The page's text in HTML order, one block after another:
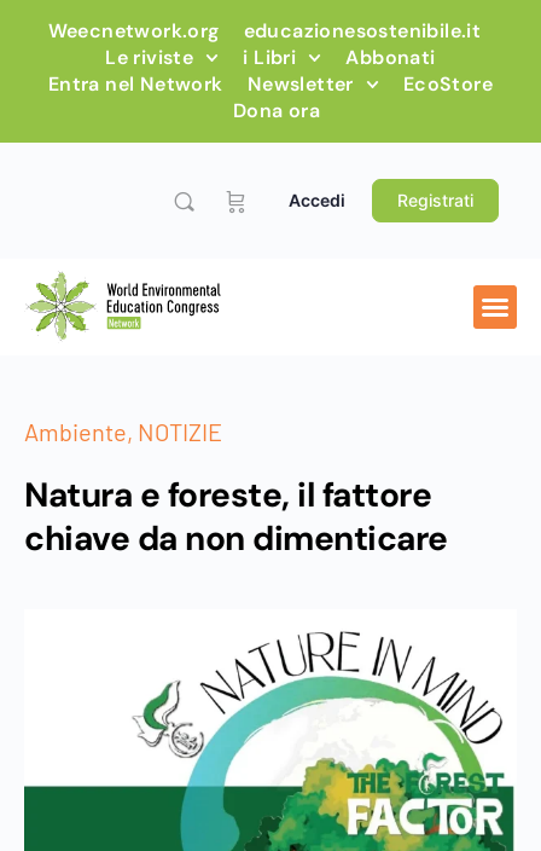
Weecnetwork.org
educazionesostenibile.it
Le riviste
i Libri
Abbonati
Entra nel Network
Newsletter
EcoStore
Dona ora
Accedi Registrati
Ambiente, NOTIZIE
Natura e foreste, il fattore
chiave da non dimenticare